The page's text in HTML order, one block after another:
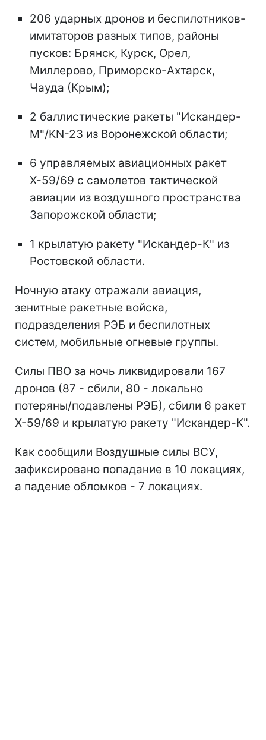
206 ударных дронов и беспилотников-
имитаторов разных типов, районы
пусков: Брянск, Курск, Орел,
Миллерово, Приморско-Ахтарск,
Чауда (Крым);
2 баллистические ракеты "Искандер-
М"/KN-23 из Воронежской области;
6 управляемых авиационных ракет
Х-59/69 с самолетов тактической
авиации из воздушного пространства
Запорожской области;
1 крылатую ракету "Искандер-К" из
Ростовской области.
Ночную атаку отражали авиация,
зенитные ракетные войска,
подразделения РЭБ и беспилотных
систем, мобильные огневые группы.
Силы ПВО за ночь ликвидировали 167
дронов (87 - сбили, 80 - локально
потеряны/подавлены РЭБ), сбили 6 ракет
Х-59/69 и крылатую ракету "Искандер-К".
Как сообщили Воздушные силы ВСУ,
зафиксировано попадание в 10 локациях,
а падение обломков - 7 локациях.